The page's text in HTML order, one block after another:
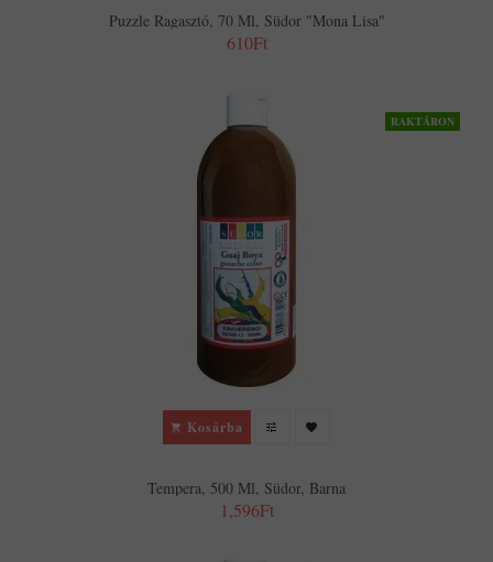
Puzzle Ragasztó, 70 Ml, Südor "Mona Lisa"
610Ft
RAKTÁRON
Kosárba
Tempera, 500 Ml, Südor, Barna
1,596Ft